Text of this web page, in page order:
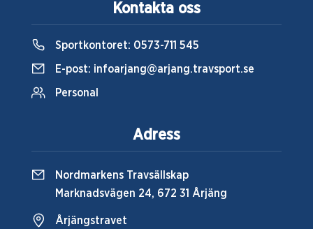
Kontakta oss
Sportkontoret: 0573-711 545
E-post: infoarjang@arjang.travsport.se
Personal
Adress
Nordmarkens Travsällskap
Marknadsvägen 24, 672 31 Årjäng
Årjängstravet